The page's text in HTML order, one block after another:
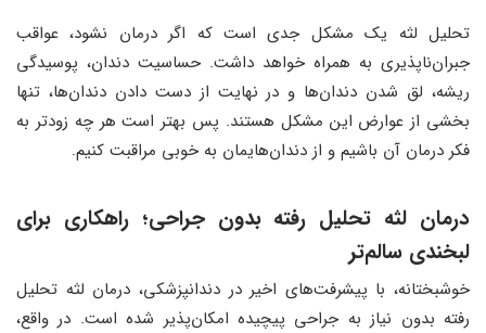
تحلیل لثه یک مشکل جدی است که اگر درمان نشود، عواقب
جبران‌ناپذیری به همراه خواهد داشت. حساسیت دندان، پوسیدگی
ریشه، لق شدن دندان‌ها و در نهایت از دست دادن دندان‌ها، تنها
بخشی از عوارض این مشکل هستند. پس بهتر است هر چه زودتر به
فکر درمان آن باشیم و از دندان‌هایمان به خوبی مراقبت کنیم.
درمان لثه تحلیل رفته بدون جراحی؛ راهکاری برای
لبخندی سالم‌تر
خوشبختانه، با پیشرفت‌های اخیر در دندانپزشکی، درمان لثه تحليل
رفته بدون نیاز به جراحی پیچیده امکان‌پذیر شده است. در واقع،